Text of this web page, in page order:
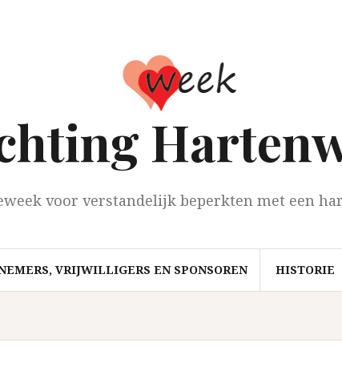
voor verstandelijk beperkten met een
VRIJWILLIGERS EN SPONSOREN HISTORIE